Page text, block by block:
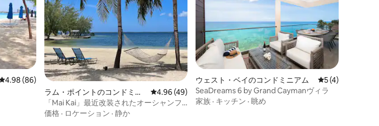
ビュー86件、5つ星中4.98つ星の平均評価
4.98 (86)
ラム・ポイントのコンドミニ
アム
レビュー49件、5つ星中4.96つ星の平均評価
4.96 (49)
「Mai Kai」最近改装されたオーシャンフ
ロントのコンドミニアム
価格 · ロケーション · 静か
ウェスト・ベイのコンドミニアム レビュー4件、5
5 (4)
SeaDreams 6 by Grand Caymanヴィラ
家族 · キッチン · 眺め